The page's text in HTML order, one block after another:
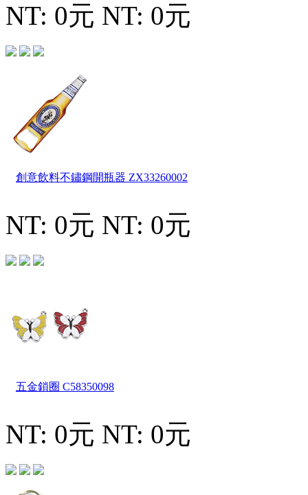
NT: 0元 NT: 0元
創意飲料不鏽鋼開瓶器 ZX33260002
NT: 0元 NT: 0元
五金鎖圈 C58350098
NT: 0元 NT: 0元